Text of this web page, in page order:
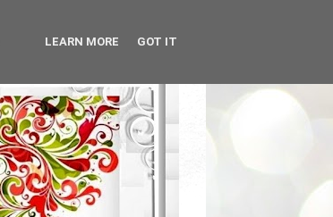
LEARN MORE GOT IT